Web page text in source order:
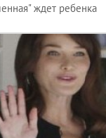
ждет ребенка